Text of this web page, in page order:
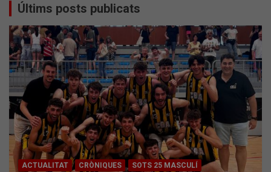
Últims posts publicats
ACTUALITAT CRÒNIQUES SOTS 25 MASCULÍ